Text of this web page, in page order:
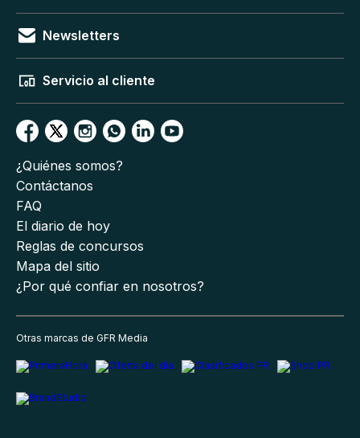
Newsletters
Servicio al cliente
¿Quiénes somos?
Contáctanos
FAQ
El diario de hoy
Reglas de concursos
Mapa del sitio
¿Por qué confiar en nosotros?
Otras marcas de GFR Media